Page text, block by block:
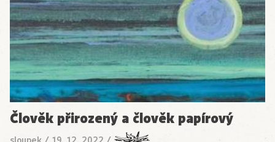
Člověk přirozený a člověk papírový